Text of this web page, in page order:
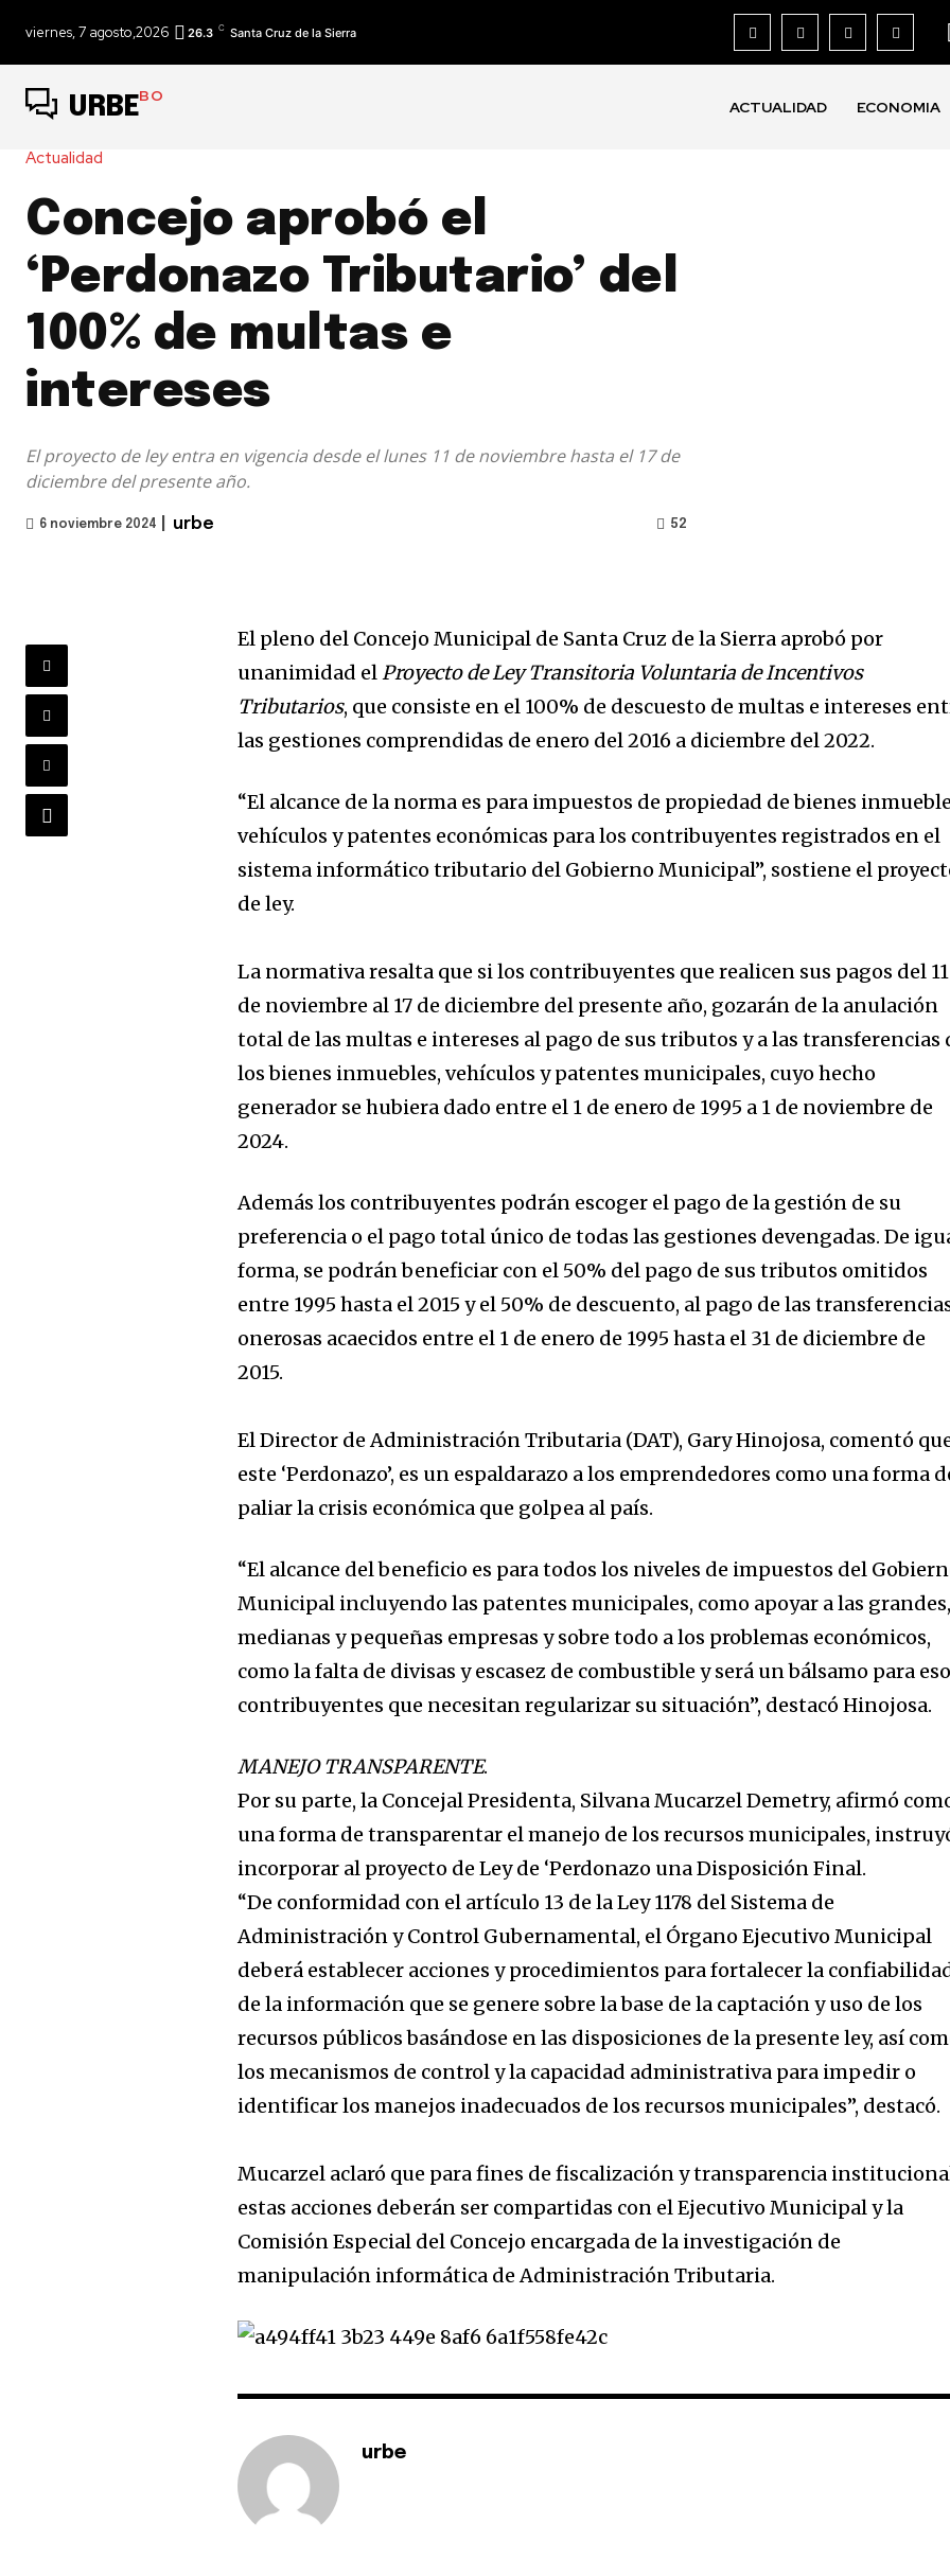
viernes, 7 agosto,2026 26.3 C Santa Cruz de la Sierra
URBEBO
ACTUALIDAD ECONOMIA
Actualidad
Concejo aprobó el
‘Perdonazo Tributario’ del
100% de multas e
intereses
El proyecto de ley entra en vigencia desde el lunes 11 de noviembre hasta el 17 de
diciembre del presente año.
6 noviembre 2024 urbe 52
El pleno del Concejo Municipal de Santa Cruz de la Sierra aprobó por
unanimidad elProyecto de Ley Transitoria Voluntaria de Incentivos
Tributarios, que consiste en el 100% de descuesto de multas e intereses
las gestiones comprendidas de enero del 2016 a diciembre del 2022.
“El alcance de la norma es para impuestos de propiedad de bienes
vehículos y patentes económicas para los contribuyentes registrados en el
sistema informático tributario del Gobierno Municipal”, sostiene el
de ley.
La normativa resalta que si los contribuyentes que realicen sus pagos del 11
de noviembre al 17 de diciembre del presente año, gozarán de la anulación
total de las multas e intereses al pago de sus tributos y a las transferencias
los bienes inmuebles, vehículos y patentes municipales, cuyo hecho
generador se hubiera dado entre el 1 de enero de 1995 a 1 de noviembre de
2024.
Además los contribuyentes podrán escoger el pago de la gestión de su
preferencia o el pago total único de todas las gestiones devengadas. De
forma, se podrán beneficiar con el 50% del pago de sus tributos omitidos
entre 1995 hasta el 2015 y el 50% de descuento, al pago de las
onerosas acaecidos entre el 1 de enero de 1995 hasta el 31 de diciembre de
2015.
El Director de Administración Tributaria (DAT), Gary Hinojosa, comentó
este ‘Perdonazo’, es un espaldarazo a los emprendedores como una forma
paliar la crisis económica que golpea al país.
“El alcance del beneficio es para todos los niveles de impuestos del
Municipal incluyendo las patentes municipales, como apoyar a las grandes,
medianas y pequeñas empresas y sobre todo a los problemas económicos,
como la falta de divisas y escasez de combustible y será un bálsamo para
contribuyentes que necesitan regularizar su situación”, destacó Hinojosa.
MANEJO TRANSPARENTE.
Por su parte, la Concejal Presidenta, Silvana Mucarzel Demetry, afirmó
una forma de transparentar el manejo de los recursos municipales,
incorporar al proyecto de Ley de ‘Perdonazo una Disposición Final.
“De conformidad con el artículo 13 de la Ley 1178 del Sistema de
Administración y Control Gubernamental, el Órgano Ejecutivo Municipal
deberá establecer acciones y procedimientos para fortalecer la
de la información que se genere sobre la base de la captación y uso de los
recursos públicos basándose en las disposiciones de la presente ley, así
los mecanismos de control y la capacidad administrativa para impedir o
identificar los manejos inadecuados de los recursos municipales”, destacó.
Mucarzel aclaró que para fines de fiscalización y transparencia
estas acciones deberán ser compartidas con el Ejecutivo Municipal y la
Comisión Especial del Concejo encargada de la investigación de
manipulación informática de Administración Tributaria.
urbe